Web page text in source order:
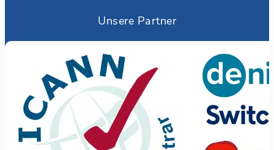
Unsere Partner